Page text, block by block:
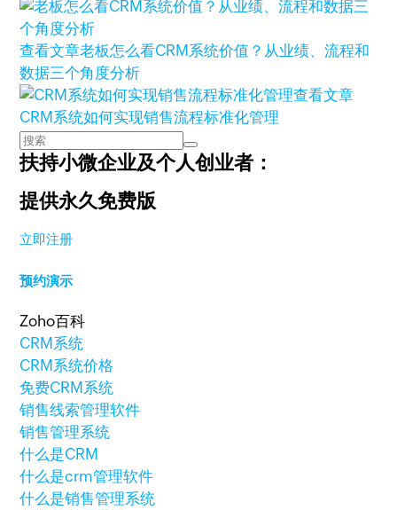
查看文章老板怎么看CRM系统价值？从业绩、流程和
数据三个角度分析
查看文章
CRM系统如何实现销售流程标准化管理
扶持小微企业及个人创业者：
提供永久免费版
立即注册
预约演示
Zoho百科
CRM系统
CRM系统价格
免费CRM系统
销售线索管理软件
销售管理系统
什么是CRM
什么是crm管理软件
什么是销售管理系统